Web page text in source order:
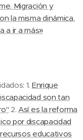
Migración y
la misma dinámica,
a ir a más»
1. Enrique
son tan
2. Así es la reforma
por discapacidad
educativos